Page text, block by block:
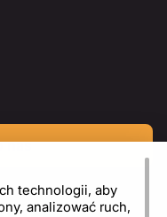
nas
technologii, aby
analizować ruch,